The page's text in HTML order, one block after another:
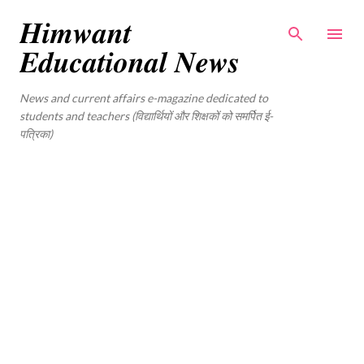
𝑯𝒊𝒎𝒘𝒂𝒏𝒕
𝑬𝒅𝒖𝒄𝒂𝒕𝒊𝒐𝒏𝒂𝒍 𝑵𝒆𝒘𝒔
News and current affairs e-magazine dedicated to
students and teachers (विद्यार्थियों और शिक्षकों को समर्पित ई-
पत्रिका)